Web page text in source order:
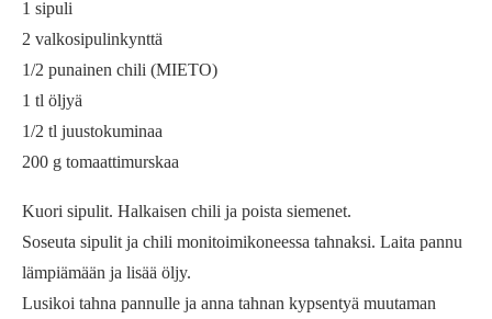
1 sipuli
2 valkosipulinkynttä
1/2 punainen chili (MIETO)
1 tl öljyä
1/2 tl juustokuminaa
200 g tomaattimurskaa
Kuori sipulit. Halkaisen chili ja poista siemenet.
Soseuta sipulit ja chili monitoimikoneessa tahnaksi. Laita pannu
lämpiämään ja lisää öljy.
Lusikoi tahna pannulle ja anna tahnan kypsentyä muutaman